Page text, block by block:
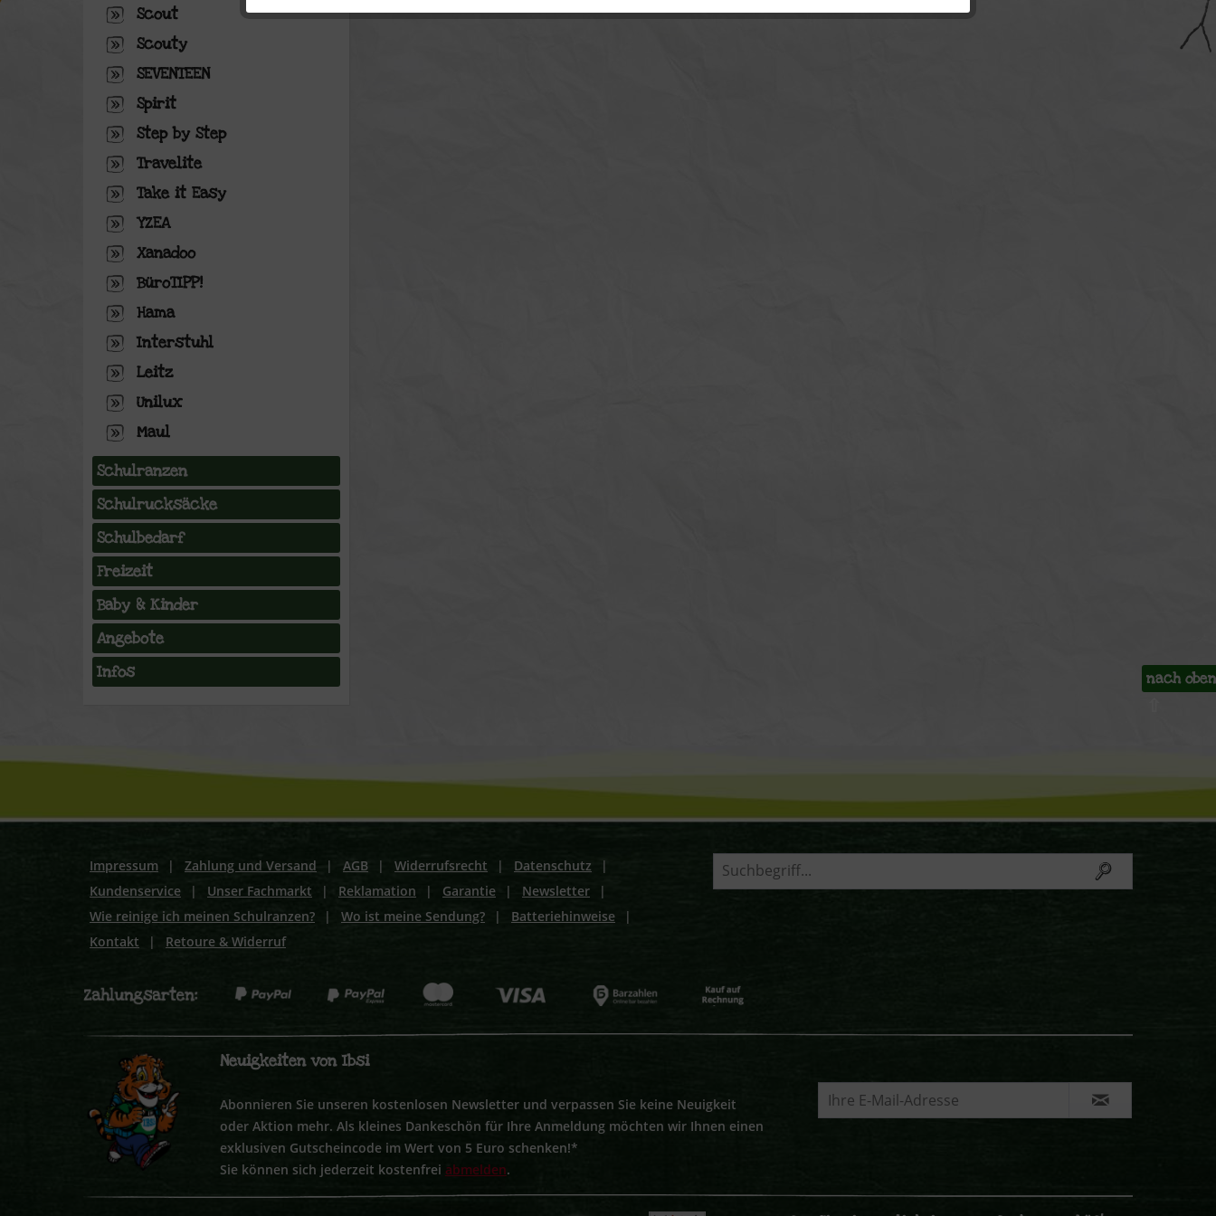
Scout
Scouty
SEVENTEEN
Spirit
Step by Step
Travelite
Take it Easy
YZEA
Xanadoo
BüroTIPP!
Hama
Interstuhl
Leitz
Unilux
Maul
Schulranzen
Schulrucksäcke
Schulbedarf
Freizeit
Baby & Kinder
Angebote
Infos
nach oben
Impressum | Zahlung und Versand | AGB | Widerrufsrecht | Datenschutz
|
Kundenservice
| Unser Fachmarkt | Reklamation | Garantie | Newsletter
|
Wie reinige ich meinen Schulranzen?
| Wo ist meine Sendung? | Batteriehinweise
|
Kontakt
| Retoure & Widerruf
Neuigkeiten von Ibsi
Abonnieren Sie unseren kostenlosen Newsletter und verpassen Sie keine Neuigkeit
oder Aktion mehr. Als kleines Dankeschön für Ihre Anmeldung möchten wir Ihnen einen
exklusiven Gutscheincode im Wert von 5 Euro schenken!*
Sie können sich jederzeit kostenfrei abmelden.